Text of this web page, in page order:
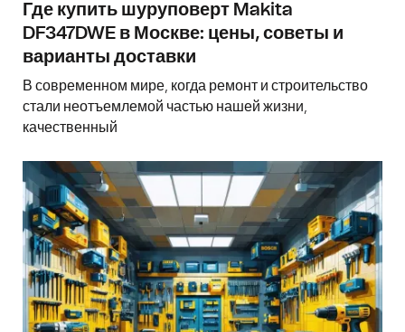
Где купить шуруповерт Makita
DF347DWE в Москве: цены, советы и
варианты доставки
В современном мире, когда ремонт и строительство
стали неотъемлемой частью нашей жизни,
качественный